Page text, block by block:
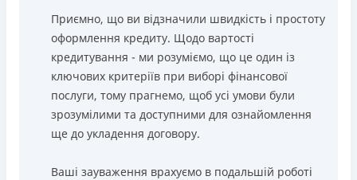
Приємно, що ви відзначили швидкість і простоту
оформлення кредиту. Щодо вартості
кредитування - ми розуміємо, що це один із
ключових критеріїв при виборі фінансової
послуги, тому прагнемо, щоб усі умови були
зрозумілими та доступними для ознайомлення
ще до укладення договору.
Ваші зауваження врахуємо в подальшій роботі